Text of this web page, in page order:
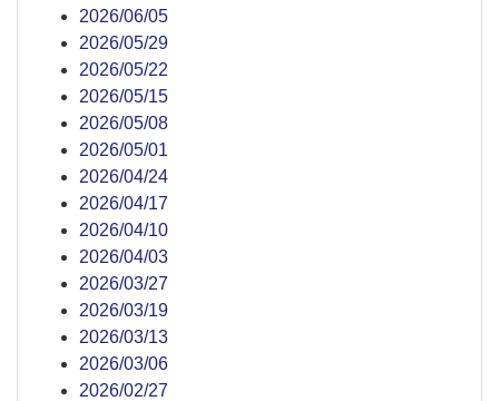
2026/06/05
2026/05/29
2026/05/22
2026/05/15
2026/05/08
2026/05/01
2026/04/24
2026/04/17
2026/04/10
2026/04/03
2026/03/27
2026/03/19
2026/03/13
2026/03/06
2026/02/27